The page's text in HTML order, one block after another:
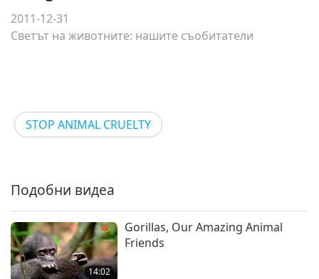
2011-12-31
Светът на животните: нашите съобитатели
STOP ANIMAL CRUELTY
Подобни видеа
14:02
Gorillas, Our Amazing Animal
Friends